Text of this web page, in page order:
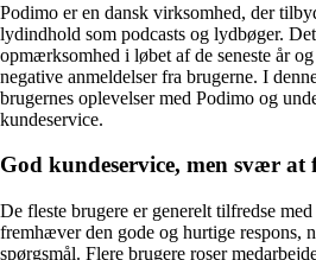
Podimo er en dansk virksomhed, der
lydindhold som podcasts og lydbøger.
opmærksomhed i løbet af de seneste år
negative anmeldelser fra brugerne. I
brugernes oplevelser med Podimo og
kundeservice.
God kundeservice, men svær at
De fleste brugere er generelt tilfredse
fremhæver den gode og hurtige respons,
spørgsmål. Flere brugere roser